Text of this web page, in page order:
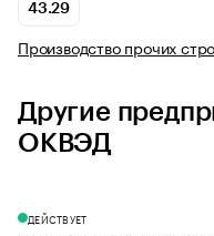
43.29
Производство прочих
Другие
ОКВЭД
ДЕЙСТВУЕТ